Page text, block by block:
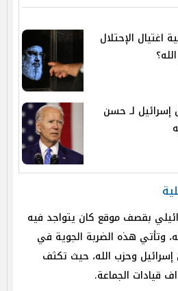
الإحتلال
إسرائيل لـ حسن
بقصف موقع كان يتواجد فيه
وتأتي هذه الضربة الجوية في
إسرائيل وحزب الله، حيث تكثف
قيادات الجماعة.